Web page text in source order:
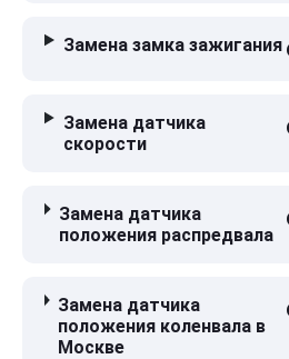
Замена замка зажигания
Замена датчика
скорости
Замена датчика
положения распредвала
Замена датчика
положения коленвала в
Москве